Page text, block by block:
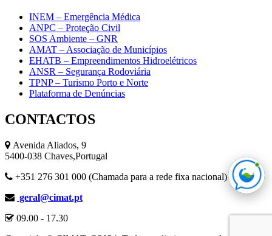
INEM – Emergência Médica
ANPC – Proteção Civil
SOS Ambiente – GNR
AMAT – Associação de Municípios
EHATB – Empreendimentos Hidroelétricos
ANSR – Segurança Rodoviária
TPNP – Turismo Porto e Norte
Plataforma de Denúncias
CONTACTOS
Avenida Aliados, 9
5400-038 Chaves,Portugal
+351 276 301 000 (Chamada para a rede fixa nacional)
geral@cimat.pt
09.00 - 17.30